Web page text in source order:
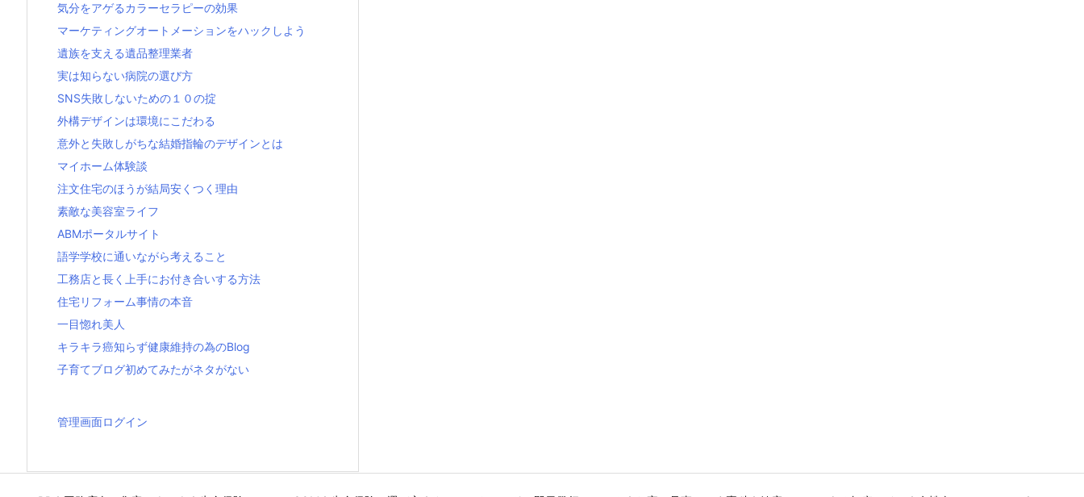
気分をアゲるカラーセラピーの効果
マーケティングオートメーションをハックしよう
遺族を支える遺品整理業者
実は知らない病院の選び方
SNS失敗しないための１０の掟
外構デザインは環境にこだわる
意外と失敗しがちな結婚指輪のデザインとは
マイホーム体験談
注文住宅のほうが結局安くつく理由
素敵な美容室ライフ
ABMポータルサイト
語学学校に通いながら考えること
工務店と長く上手にお付き合いする方法
住宅リフォーム事情の本音
一目惚れ美人
キラキラ癌知らず健康維持の為のBlog
子育てブログ初めてみたがネタがない
管理画面ログイン